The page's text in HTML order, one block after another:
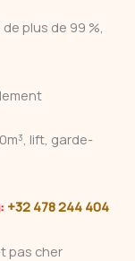
plus de 99 %,
lift, garde-
+32 478 244 404
pas cher